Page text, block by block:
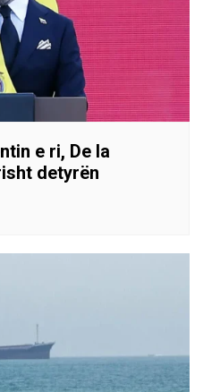
e ri, De la
detyrën